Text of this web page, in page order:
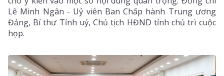
Lê Minh Ngân - Uỷ viên Ban Chấp hành Trung ương
Đảng, Bí thư Tỉnh uỷ, Chủ tịch HĐND tỉnh chủ trì cuộc
họp.